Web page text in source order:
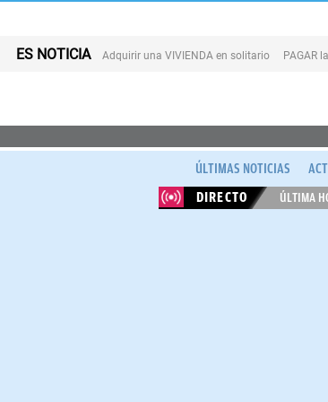
ES NOTICIA Adquirir una VIVIENDA en solitario PAGAR
ÚLTIMAS NOTICIAS
DIRECTO
ÚLTIMA